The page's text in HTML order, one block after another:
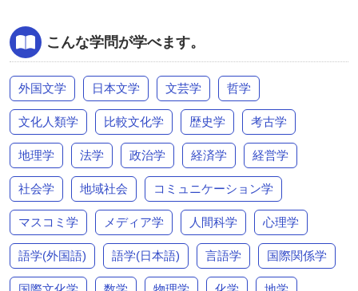
こんな学問が学べます。
外国文学 日本文学 文芸学 哲学
文化人類学 比較文化学 歴史学 考古学
地理学 法学 政治学 経済学 経営学
社会学 地域社会 コミュニケーション学
マスコミ学 メディア学 人間科学 心理学
語学(外国語) 語学(日本語) 言語学 国際関係学